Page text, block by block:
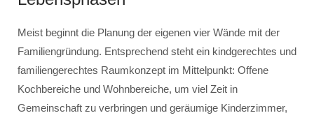
Meist beginnt die Planung der eigenen vier Wände mit der
Familiengründung. Entsprechend steht ein kindgerechtes und
familiengerechtes Raumkonzept im Mittelpunkt: Offene
Kochbereiche und Wohnbereiche, um viel Zeit in
Gemeinschaft zu verbringen und geräumige Kinderzimmer,